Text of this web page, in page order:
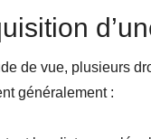
de vue, plusieurs
généralement :